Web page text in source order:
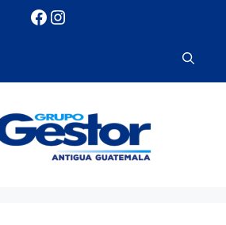
Facebook
Instagram